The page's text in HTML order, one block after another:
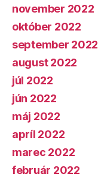
november 2022
október 2022
september 2022
august 2022
júl 2022
jún 2022
máj 2022
apríl 2022
marec 2022
február 2022